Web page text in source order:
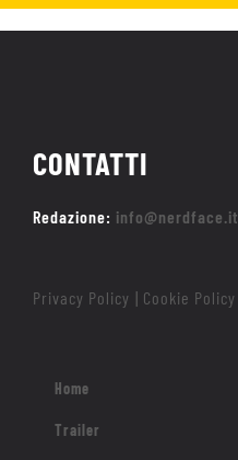
CONTATTI
Redazione: info@nerdface.it
Privacy Policy | Cookie Policy
Home
Trailer